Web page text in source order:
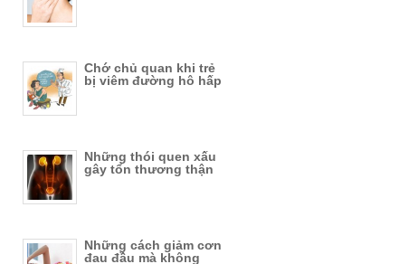
Chớ chủ quan khi trẻ
bị viêm đường hô hấp
Những thói quen xấu
gây tổn thương thận
Những cách giảm cơn
đau đầu mà không